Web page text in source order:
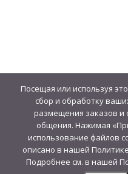
Посещая или используя
сбор и обработку
размещения заказов и
общения. Нажимая
использование файлов
описано в нашей
Подробнее см. в нашей